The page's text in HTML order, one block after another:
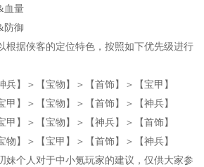
血量
防御
根据侠客的定位特色，按照如下优先级进行
兵】＞【宝物】＞【首饰】＞【宝甲】
甲】＞【宝物】＞【首饰】＞【神兵】
甲】＞【宝物】＞【神兵】＞【首饰】
物】＞【宝甲】＞【首饰】＞【神兵】
妹个人对于中小氪玩家的建议，仅供大家参